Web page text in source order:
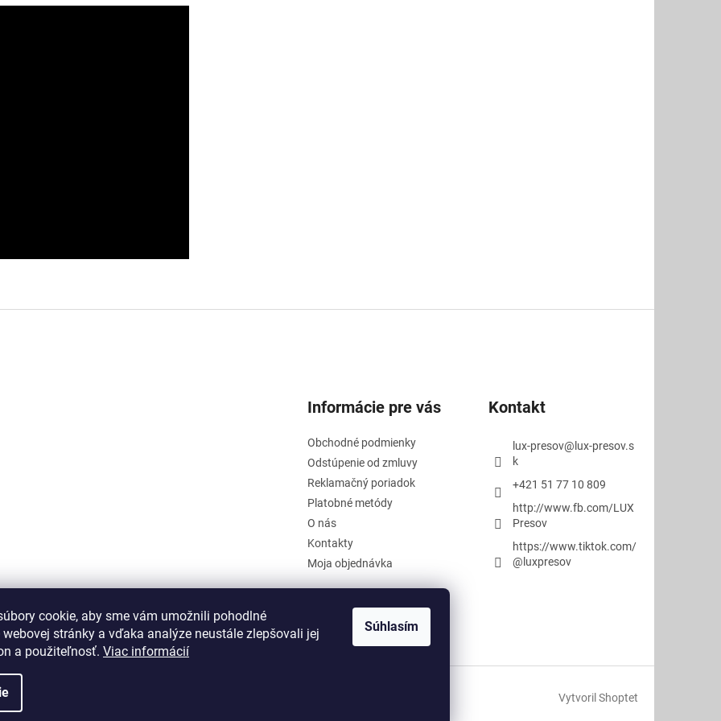
cookie, aby sme vám umožnili pohodlné
stránky a vďaka analýze neustále zlepšovali jej
a použiteľnosť. Viac informácií
Súhlasím
Informácie pre vás
Obchodné podmienky
Odstúpenie od zmluvy
Reklamačný poriadok
Platobné metódy
O nás
Kontakty
Moja objednávka
Kontakt
lux-presov@ lux-presov.s
k
+421 51 77 10 809
http://www.fb.com/LUX
Presov
https://www.tiktok.com/
@luxpresov
Vytvoril Shoptet